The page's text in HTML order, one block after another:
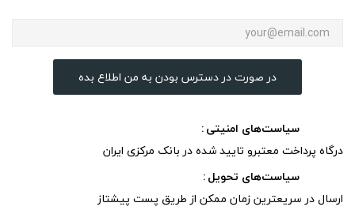
در صورت در دسترس بودن به من اطلاع بده
سیاست‌های امنیتی
درگاه پرداخت معتبرو تایید شده در بانک مرکزی ایران
سیاست‌های تحویل
ارسال در سریعترین زمان ممکن از طریق پست پیشتاز